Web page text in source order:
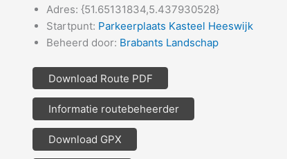
Adres: {51.65131834,5.437930528}
Startpunt: Parkeerplaats Kasteel Heeswijk
Beheerd door: Brabants Landschap
Download Route PDF
Informatie routebeheerder
Download GPX